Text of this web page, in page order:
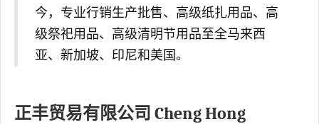
今，专业行销生产批售、高级纸扎用品、高
级祭祀用品、高级清明节用品至全马来西
亚、新加坡、印尼和美国。
正丰贸易有限公司 Cheng Hong